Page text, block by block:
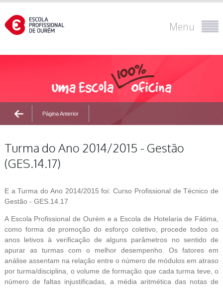
Menu
Página Anterior
Turma do Ano 2014/2015 - Gestão
(GES.14.17)
E a Turma do Ano 2014/2015 foi: Curso Profissional de Técnico de
Gestão - GES.14.17
A Escola Profissional de Ourém e a Escola de Hotelaria de Fátima,
como forma de promoção do esforço coletivo, procede todos os
anos letivos à verificação de alguns parâmetros no sentido de
apurar as turmas com o melhor desempenho. Os fatores em
análise assentam na relação entre o número de módulos em atraso
por turma/disciplina, o volume de formação que cada turma teve, o
número de faltas injustificadas, a média aritmética das notas de